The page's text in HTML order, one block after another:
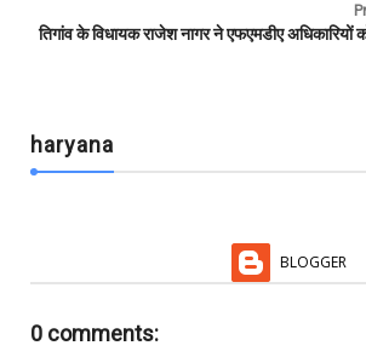
तिगांव के विधायक राजेश नागर ने एफएमडीए अधिकारियों
haryana
BLOGGER
0 comments: